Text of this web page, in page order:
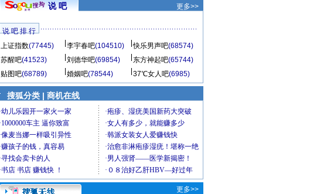
说 吧 更多>>
说 吧 排 行
上证指数(77445) 李宇春吧(104510) 快乐男声吧(68574)
苏醒吧(41523) 刘德华吧(69854) 东方神起吧(65744)
贴图吧(68789) 婚姻吧(78544) 37℃女人吧(6985)
搜狐分类 | 商机在线
更多>>